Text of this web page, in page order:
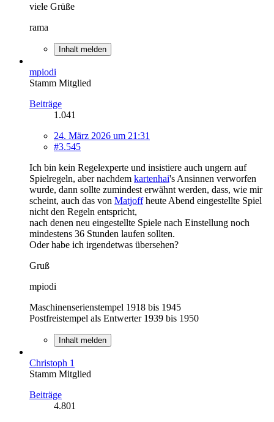
viele Grüße
rama
Inhalt melden
mpiodi
Stamm Mitglied
Beiträge
1.041
24. März 2026 um 21:31
#3.545
Ich bin kein Regelexperte und insistiere auch ungern auf
Spielregeln, aber nachdem kartenhai's Ansinnen verworfen
wurde, dann sollte zumindest erwähnt werden, dass, wie mir
scheint, auch das von Matjoffheute Abend eingestellte Spiel
nicht den Regeln entspricht,
nach denen neu eingestellte Spiele nach Einstellung noch
mindestens 36 Stunden laufen sollten.
Oder habe ich irgendetwas übersehen?
Gruß
mpiodi
Maschinenserienstempel 1918 bis 1945
Postfreistempel als Entwerter 1939 bis 1950
Inhalt melden
Christoph 1
Stamm Mitglied
Beiträge
4.801